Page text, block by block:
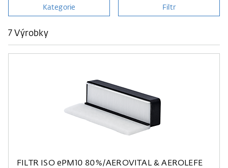
Kategorie Filtr
7 Výrobky
FILTR ISO ePM10 80%/AEROVITAL & AEROLEFE